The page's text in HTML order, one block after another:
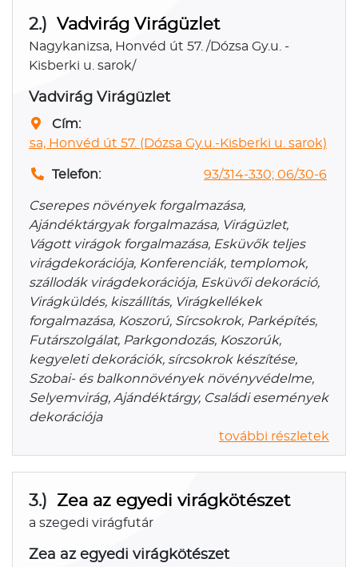
2.) Vadvirág Virágüzlet
Nagykanizsa, Honvéd út 57. /Dózsa Gy.u. -
Kisberki u. sarok/
Vadvirág Virágüzlet
Cím:
Honvéd út 57. (Dózsa Gy.u.-Kisberki u. sarok)
Telefon: 93/314-330; 06/30-6
Cserepes növények forgalmazása,
Ajándéktárgyak forgalmazása, Virágüzlet,
Vágott virágok forgalmazása, Esküvők teljes
virágdekorációja, Konferenciák, templomok,
szállodák virágdekorációja, Esküvői dekoráció,
Virágküldés, kiszállítás, Virágkellékek
forgalmazása, Koszorú, Sírcsokrok, Parképítés,
Futárszolgálat, Parkgondozás, Koszorúk,
kegyeleti dekorációk, sírcsokrok készítése,
Szobai- és balkonnövények növényvédelme,
Selyemvirág, Ajándéktárgy, Családi események
dekorációja
további részletek
3.) Zea az egyedi virágkötészet
a szegedi virágfutár
Zea az egyedi virágkötészet